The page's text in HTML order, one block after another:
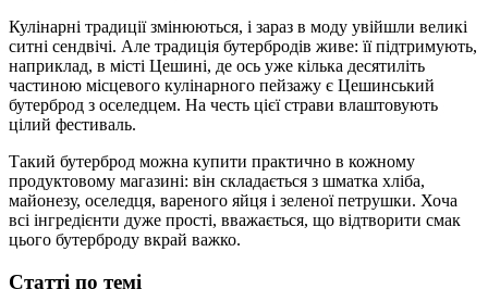
Кулінарні традиції змінюються, і зараз в моду увійшли великі
ситні сендвічі. Але традиція бутербродів живе: її підтримують,
наприклад, в місті Цешині, де ось уже кілька десятиліть
частиною місцевого кулінарного пейзажу є Цешинський
бутерброд з оселедцем. На честь цієї страви влаштовують
цілий фестиваль.
Такий бутерброд можна купити практично в кожному
продуктовому магазині: він складається з шматка хліба,
майонезу, оселедця, вареного яйця і зеленої петрушки. Хоча
всі інгредієнти дуже прості, вважається, що відтворити смак
цього бутерброду вкрай важко.
Статті по темі